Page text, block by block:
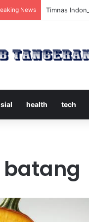
News Timnas
health tech